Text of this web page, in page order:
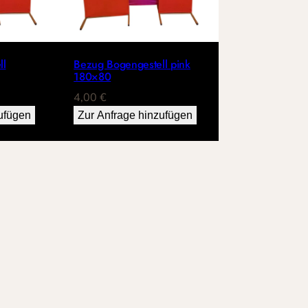
Bezug Bogengestell pink
180×80
4,00€
Zur Anfrage hinzufügen